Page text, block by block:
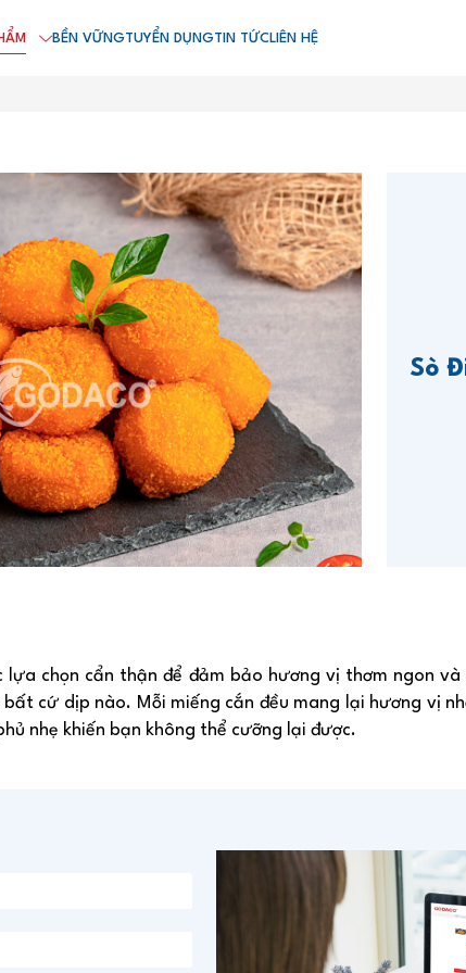
BỀN VỮNGTUYỂN DỤNGTIN TỨCLIÊN HỆ
Sò
chọn cẩn thận để đảm bảo hương vị thơm ngon
cứ dịp nào. Mỗi miếng cắn đều mang lại hương vị
nhẹ khiến bạn không thể cưỡng lại được.